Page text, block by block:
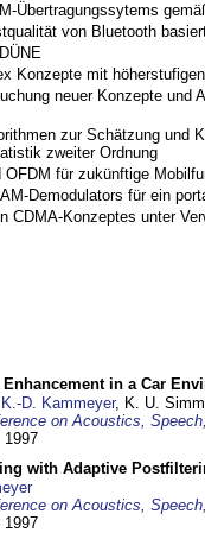
Übertragungssytems
von Bluetooth
Konzepte mit
neuer Konzepte und
zur Schätzung und
zweiter Ordnung
OFDM für zukünftige
Demodulators für ein
CDMA-Konzeptes unter
Enhancement in a Car
K.-D. Kammeyer, K. U.
on Acoustics,
1997
with Adaptive
on Acoustics,
1997